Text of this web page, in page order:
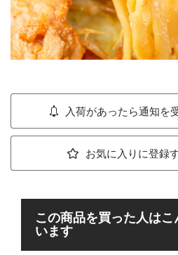
入荷があったら通知を
お気に入りに登録
この商品を買った人は
います